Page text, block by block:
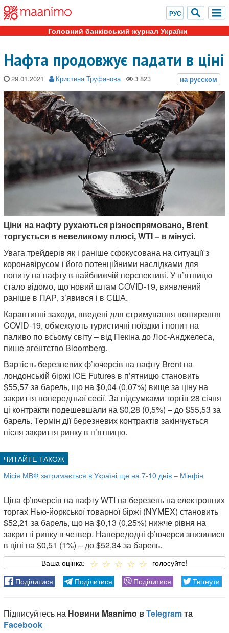
Головний банківський журнал України
Нафта продовжує падати в ціні
29.01.2021 Кристина Труфанова
Ціни на нафту рухаються різноспрямовано, Brent
торгується в невеликому плюсі, WTI – в мінусі.
Увага трейдерів як і раніше сфокусована на ситуації з
коронавірусом і його потенційними наслідками для
попиту на нафту в найближчій перспективі. У п’ятницю
стало відомо, що новий штам COVID-19, виявлений
раніше в ПАР, з’явився і в США.
Карантинні заходи, введені для стримування поширення
COVID-19, обмежують туристичні поїздки і попит на
паливо по всьому світу – від Пекіна до Лос-Анджелеса,
пише агентство Bloomberg.
Вартість березневих ф’ючерсів на нафту Brent на
лондонській біржі ICE Futures в п’ятницю становить
$55,57 за барель, що на $0,04 (0,07%) вище за ціну на
закриття попередньої сесії. За підсумками торгів 28 січня
ці контракти подешевшали на $0,28 (0,5%) – до $55,53 за
барель. Термін дії березневих контрактів закінчується
після закриття ринку в п’ятницю.
Місія МВФ затримається в Україні ще на 7-10 днів – Мінфін
Ціна ф’ючерсів на нафту WTI на березень на електронних
торгах Нью-йоркської товарної біржі (NYMEX) становить
$52,21 за барель, що на $0,13 (0,25%) нижче рівня на
закритті ринку в четвер. Напередодні ф’ючерси знизилися
в ціні на $0,51 (1%) – до $52,34 за барель.